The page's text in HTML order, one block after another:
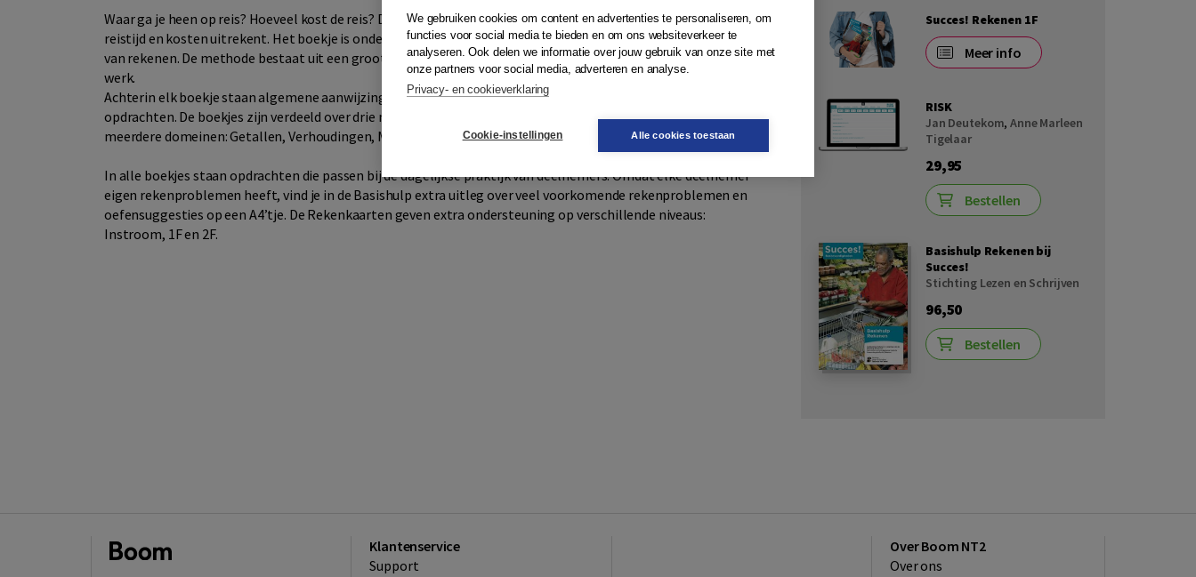
Waar ga je heen op reis? Hoeveel kost de reis? Dit werkboek gaat over een dagje uit en vakantie. Over hoe je
reistijd en kosten uitrekent. Het boekje is onderdeel van de reeks Succes! Rekenen en helpt bij het verbeteren
van rekenen. De methode bestaat uit een groot aantal losse boekjes rond situaties uit het dagelijks leven of
werk.
Achterin elk boekje staan algemene aanwijzingen voor de begeleider, de antwoorden en tips bij de
opdrachten. De boekjes zijn verdeeld over drie niveaus: (op weg naar) Instroom, 1F en 2F. In elk boekje zitten
meerdere domeinen: Getallen, Verhoudingen, Meten en Meetkunde en Verbanden.
In alle boekjes staan opdrachten die passen bij de dagelijkse praktijk van deelnemers. Omdat elke deelnemer
eigen rekenproblemen heeft, vind je in de Basishulp extra uitleg over veel voorkomende rekenproblemen en
oefensuggesties op een A4’tje. De Rekenkaarten geven extra ondersteuning op verschillende niveaus:
Instroom, 1F en 2F.
Succes! Rekenen 1F
Meer info
RISK
Jan Deutekom,Anne Marleen
Tigelaar
29,95
Bestellen
Basishulp Rekenen bij
Succes!
Stichting Lezen en Schrijven
96,50
Bestellen
Klantenservice
Support
Over Boom NT2
Over ons
We gebruiken cookies om content en advertenties te personaliseren, om
functies voor social media te bieden en om ons websiteverkeer te
analyseren. Ook delen we informatie over jouw gebruik van onze site met
onze partners voor social media, adverteren en analyse.
Privacy- en cookieverklaring
Cookie-instellingen Alle cookies toestaan